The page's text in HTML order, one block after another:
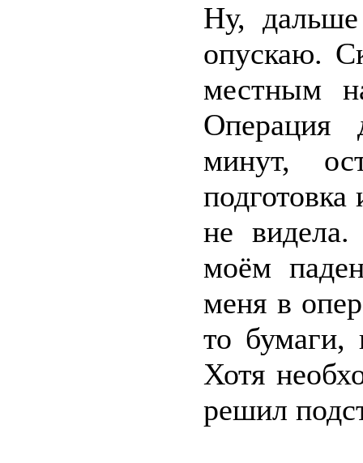
Ну,
опускаю.
местным
Операция
минут,
не
моём
меня в
то бумаги,
Хотя
решил